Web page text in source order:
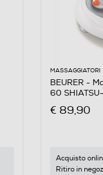
MASSAGGIATORI
BEURER -
60
€ 89,90
Acquisto
Ritiro in